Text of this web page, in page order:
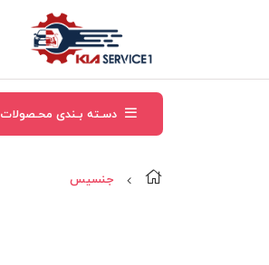
دسـته بـندی محـصولات
جنسيس